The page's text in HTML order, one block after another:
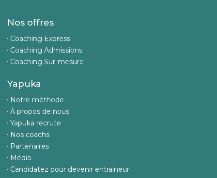
Nos offres
Coaching Express
Coaching Admissions
Coaching Sur-mesure
Yapuka
Notre méthode
À propos de nous
Yapuka recrute
Nos coachs
Partenaires
Média
Candidatez pour devenir entraineur